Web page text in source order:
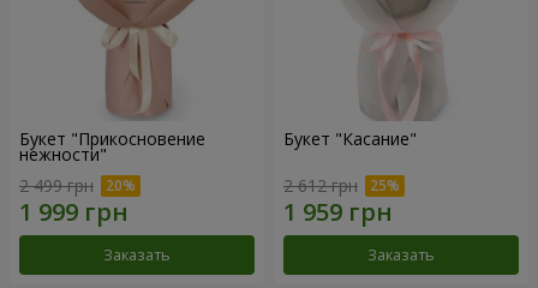
Букет "Прикосновение
нежности"
2 499 грн
Заказать
Букет "Касание"
2 612 грн
Заказать